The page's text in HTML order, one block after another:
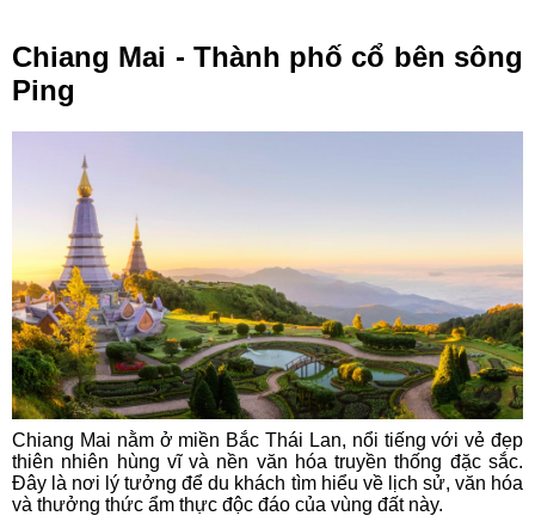
Chiang Mai - Thành phố cổ bên sông
Ping
Chiang Mai nằm ở miền Bắc Thái Lan, nổi tiếng với vẻ đẹp
thiên nhiên hùng vĩ và nền văn hóa truyền thống đặc sắc.
Đây là nơi lý tưởng để du khách tìm hiểu về lịch sử, văn hóa
và thưởng thức ẩm thực độc đáo của vùng đất này.